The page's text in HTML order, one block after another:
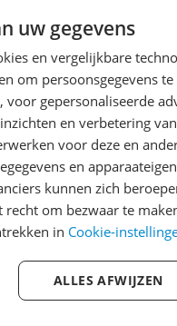
de douche droog te
motor zijn versleten,
bij Dirk voor 20€
uw gegevens
en vergelijkbare
om persoonsgegevens
gepersonaliseerde
en verbetering
voor deze en
en
kunnen zich
om bezwaar te
in Cookie-
ALLES AFWIJZEN